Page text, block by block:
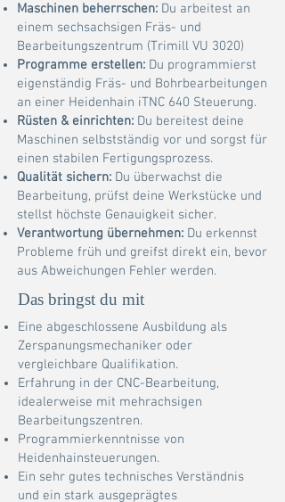
Maschinen beherrschen: Du arbeitest an
einem sechsachsigen Fräs- und
Bearbeitungszentrum (Trimill VU 3020)
Programme erstellen: Du programmierst
eigenständig Fräs- und Bohrbearbeitungen
an einer Heidenhain iTNC 640 Steuerung.
Rüsten & einrichten: Du bereitest deine
Maschinen selbstständig vor und sorgst für
einen stabilen Fertigungsprozess.
Qualität sichern: Du überwachst die
Bearbeitung, prüfst deine Werkstücke und
stellst höchste Genauigkeit sicher.
Verantwortung übernehmen: Du erkennst
Probleme früh und greifst direkt ein, bevor
aus Abweichungen Fehler werden.
Das bringst du mit
Eine abgeschlossene Ausbildung als
Zerspanungsmechaniker oder
vergleichbare Qualifikation.
Erfahrung in der CNC-Bearbeitung,
idealerweise mit mehrachsigen
Bearbeitungszentren.
Programmierkenntnisse von
Heidenhainsteuerungen.
Ein sehr gutes technisches Verständnis
und ein stark ausgeprägtes